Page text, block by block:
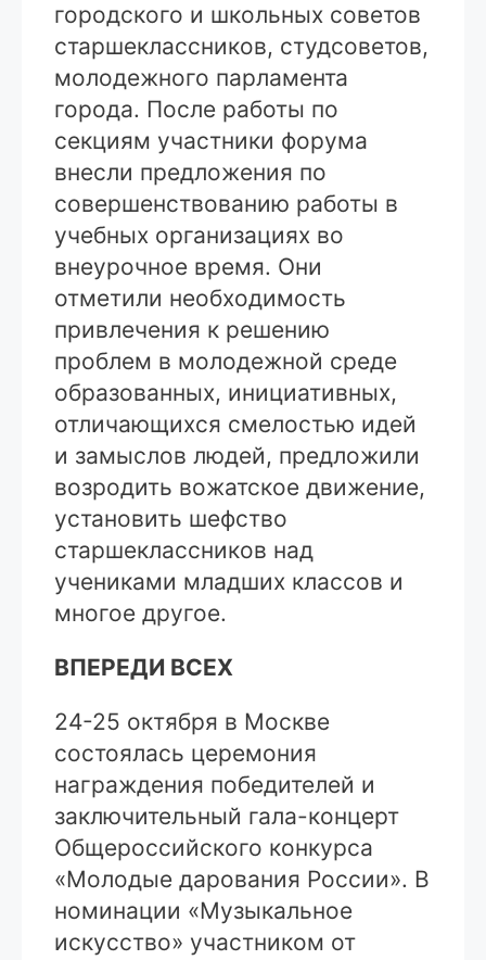
городского и школьных советов
старшеклассников, студсоветов,
молодежного парламента
города. После работы по
секциям участники форума
внесли предложения по
совершенствованию работы в
учебных организациях во
внеурочное время. Они
отметили необходимость
привлечения к решению
проблем в молодежной среде
образованных, инициативных,
отличающихся смелостью идей
и замыслов людей, предложили
возродить вожатское движение,
установить шефство
старшеклассников над
учениками младших классов и
многое другое.
ВПЕРЕДИ ВСЕХ
24-25 октября в Москве
состоялась церемония
награждения победителей и
заключительный гала-концерт
Общероссийского конкурса
«Молодые дарования России». В
номинации «Музыкальное
искусство» участником от